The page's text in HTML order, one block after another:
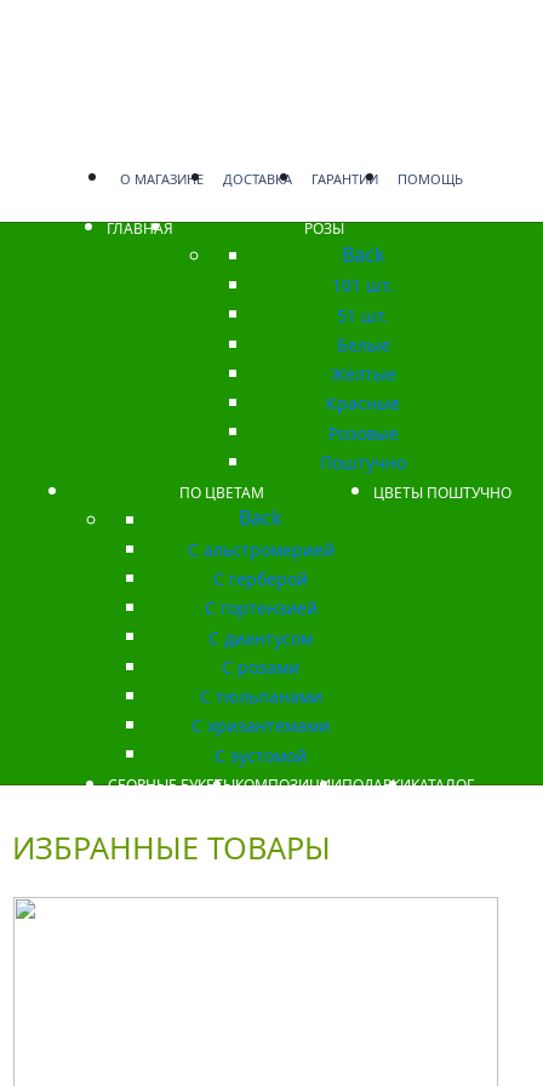
О МАГАЗИНЕ ДОСТАВКА ГАРАНТИИ ПОМОЩЬ
ГЛАВНАЯ РОЗЫ
Back
101 шт.
51 шт.
Белые
Жёлтые
Красные
Розовые
Поштучно
ПО ЦВЕТАМ
Back
С альстромерией
С герберой
С гортензией
С диантусом
С розами
С тюльпанами
С хризантемами
С эустомой
ЦВЕТЫ ПОШТУЧНО
СБОРНЫЕ БУКЕТЫКОМПОЗИЦИИПОДАРКИКАТАЛОГ
ИЗБРАННЫЕ ТОВАРЫ